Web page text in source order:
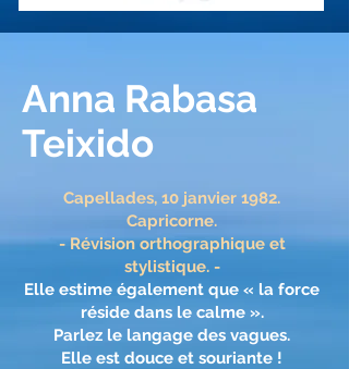
Anna Rabasa
Teixido
Capellades, 10 janvier 1982.
Capricorne.
- Révision orthographique et
stylistique. -
Elle estime également que « la force
réside dans le calme ».
Parlez le langage des vagues.
Elle est douce et souriante !